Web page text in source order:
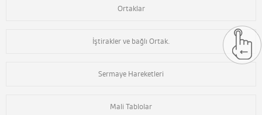
Ortaklar
İştirakler ve bağlı Ortak.
Sermaye Hareketleri
Mali Tablolar